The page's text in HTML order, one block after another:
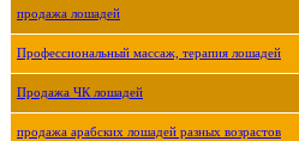
продажа лошадей
Профессиональный массаж, терапия лошадей
Продажа ЧК лошадей
продажа арабских лошадей разных возрастов